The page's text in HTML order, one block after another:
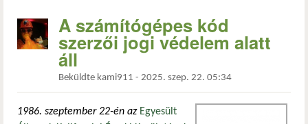
A számítógépes kód
szerzői jogi védelem alatt
áll
Beküldte kami911 - 2025. szep. 22. 05:34
1986. szeptember 22-én az Egyesült